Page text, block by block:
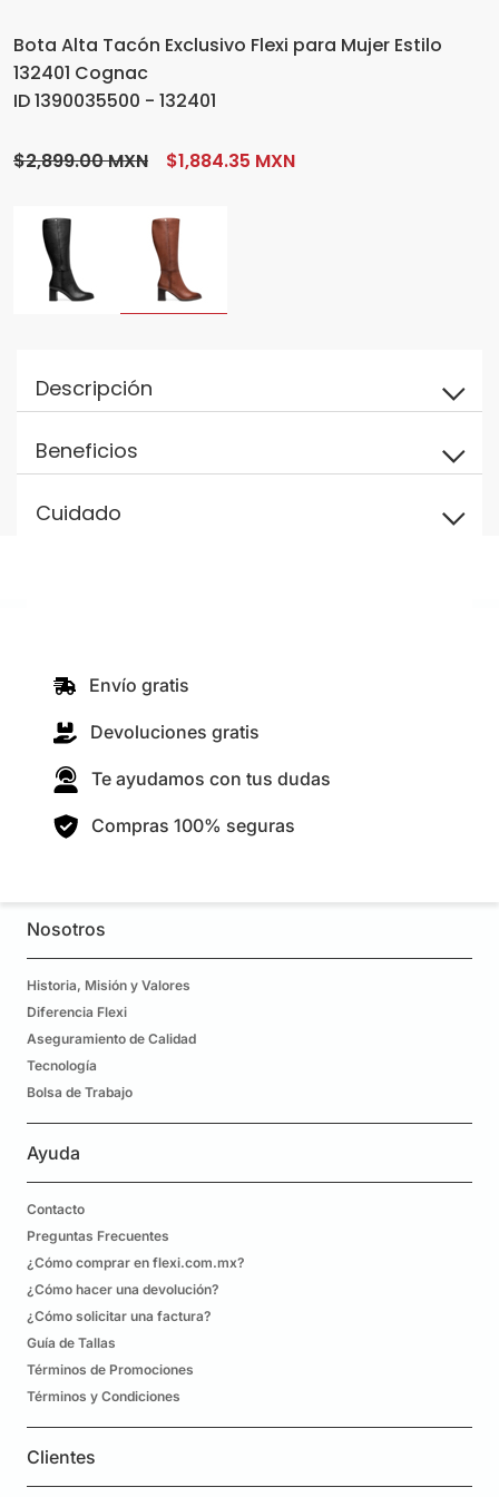
Bota Alta Tacón Exclusivo Flexi para Mujer Estilo
132401 Cognac
ID 1390035500 - 132401
$2,899.00 MXN $1,884.35 MXN
Descripción
Beneficios
Cuidado
Envío gratis
Devoluciones gratis
Te ayudamos con tus dudas
Compras 100% seguras
Nosotros
Historia, Misión y Valores
Diferencia Flexi
Aseguramiento de Calidad
Tecnología
Bolsa de Trabajo
Ayuda
Contacto
Preguntas Frecuentes
¿Cómo comprar en flexi.com.mx?
¿Cómo hacer una devolución?
¿Cómo solicitar una factura?
Guía de Tallas
Términos de Promociones
Términos y Condiciones
Clientes